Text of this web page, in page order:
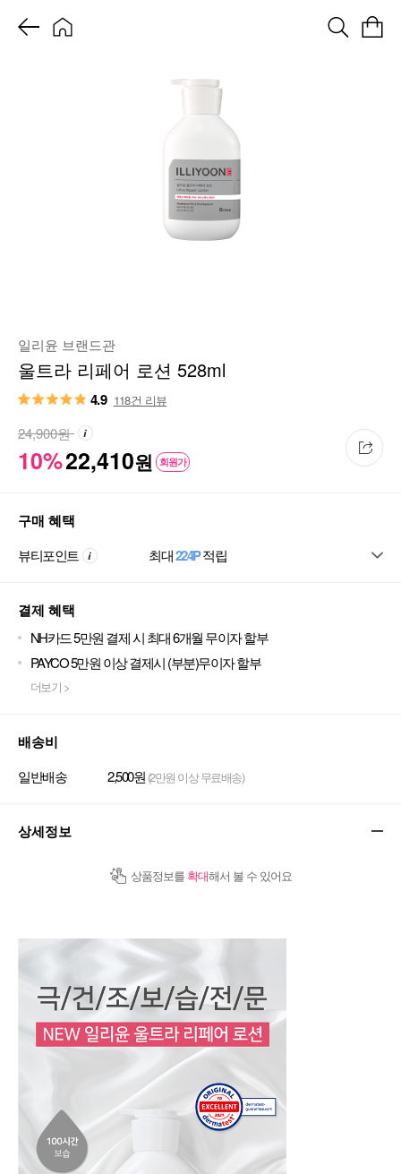
일리윤 브랜드관
울트라 리페어 로션 528ml
4.9 118건 리뷰
10%22,410원 회원가
24,900원
구매 혜택
뷰티포인트 최대224P적립
결제 혜택
NH카드 5만원 결제 시 최대 6개월 무이자 할부
PAYCO 5만원 이상 결제시 (부분)무이자 할부
더보기 >
배송비
일반배송 2,500원 (2만원 이상 무료배송)
상세정보
상품정보를 확대해서 볼 수 있어요